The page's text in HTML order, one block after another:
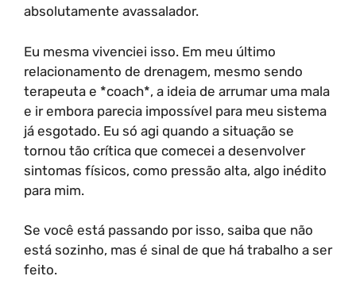
absolutamente avassalador.
Eu mesma vivenciei isso. Em meu último
relacionamento de drenagem, mesmo sendo
terapeuta e *coach*, a ideia de arrumar uma mala
e ir embora parecia impossível para meu sistema
já esgotado. Eu só agi quando a situação se
tornou tão crítica que comecei a desenvolver
sintomas físicos, como pressão alta, algo inédito
para mim.
Se você está passando por isso, saiba que não
está sozinho, mas é sinal de que há trabalho a ser
feito.